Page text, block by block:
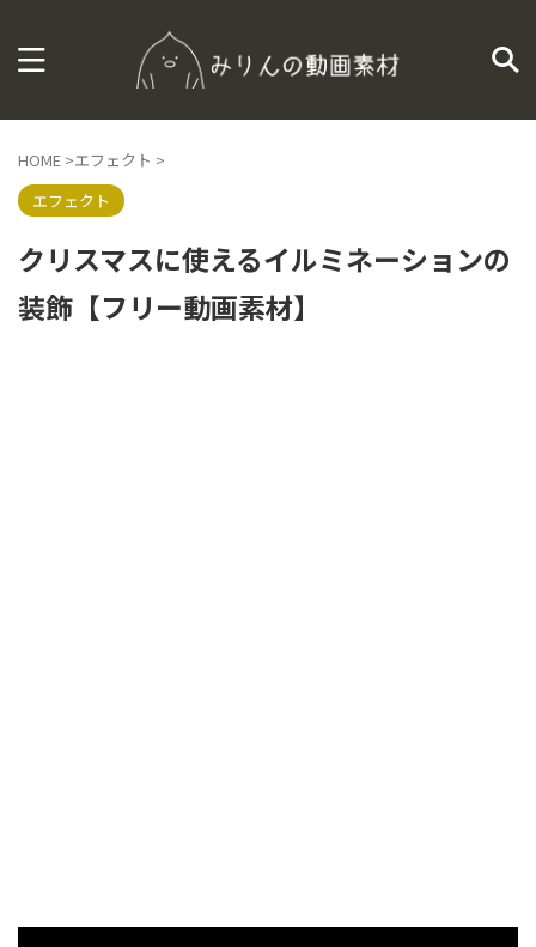
HOME >エフェクト >
エフェクト
クリスマスに使えるイルミネーションの
装飾【フリー動画素材】